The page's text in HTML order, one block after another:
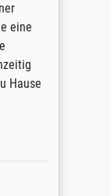
eine
Hause